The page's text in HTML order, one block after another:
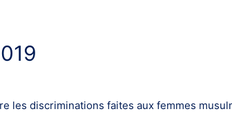
les discriminations faites aux femmes